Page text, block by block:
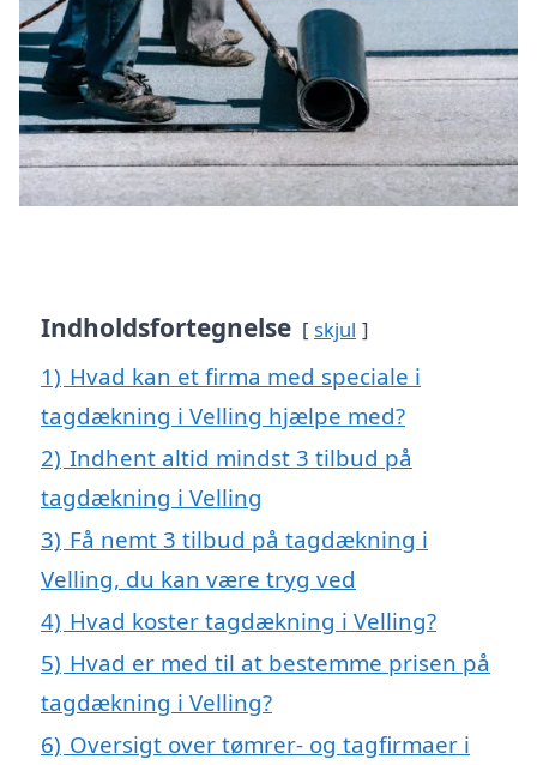
Indholdsfortegnelse skjul
1) Hvad kan et firma med speciale i
tagdækning i Velling hjælpe med?
2) Indhent altid mindst 3 tilbud på
tagdækning i Velling
3) Få nemt 3 tilbud på tagdækning i
Velling, du kan være tryg ved
4) Hvad koster tagdækning i Velling?
5) Hvad er med til at bestemme prisen på
tagdækning i Velling?
6) Oversigt over tømrer- og tagfirmaer i